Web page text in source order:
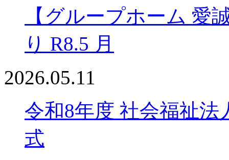
【グループホーム 愛
り R8.5 月
2026.05.11
令和8年度 社会福祉法
式